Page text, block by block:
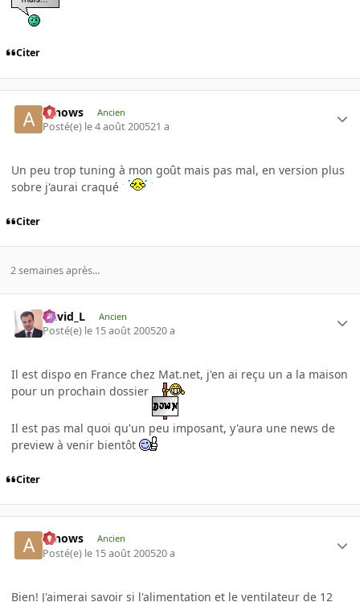
Citer
arnows Ancien
Posté(e) le 4 août 200521 a
Un peu trop tuning à mon goût mais pas mal, en version plus
sobre j'aurai craqué
Citer
2 semaines après...
David_L Ancien
Posté(e) le 15 août 200520 a
Il est dispo en France chez Mat.net, j'en ai reçu un a la maison
pour un prochain dossier
Il est pas mal quoi qu'un peu imposant, y'aura une news de
preview à venir bientôt
Citer
arnows Ancien
Posté(e) le 15 août 200520 a
Bien! J'aimerai savoir si l'alimentation et le ventilateur de 12